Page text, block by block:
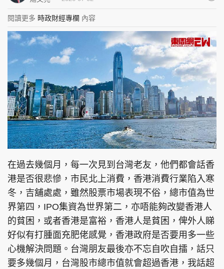
東周刊 cazbuyer 東Touch
PCM 電腦廣場 星島頭條 星島日報
親子王 Oh!爸媽 JobMarket
頭條搵工 EDUPLUS
閱讀更多 時政財經專欄 內容
在過去幾個月，每一次見到台灣老友，他們都會話香
港是否很悲慘，市民北上消費，香港消費行業陷入寒
冬，吉舖處處，雖然股票市場表現不俗，總市值為世
界第四，IPO集資為世界第二，亦唔能夠改變香港人
的貧困，或者香港是富裕，香港人是貧困，俾外人睇
好似有打腫面充肥佬感覺，香港政府是否要用多一些
心機解決問題。台灣朋友最後亦不忘自吹自擂，話只
要多幾個月，台灣股市總市值就會超過香港，我話超